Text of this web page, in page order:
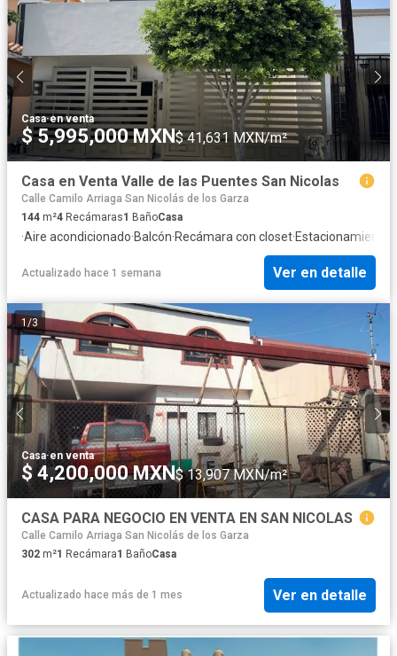
Casa·en venta
$ 5,995,000 MXN$ 41,631 MXN/m²
Casa en Venta Valle de las Puentes San Nicolas
Calle Camilo Arriaga San Nicolás de los Garza
144 m²4 Recámaras1 BañoCasa
·Aire acondicionado·Balcón·Recámara con closet·Estacionamiento
Actualizado hace 1 semana Ver en detalle
1 /3
Casa·en venta
$ 4,200,000 MXN$ 13,907 MXN/m²
CASA PARA NEGOCIO EN VENTA EN SAN NICOLAS
Calle Camilo Arriaga San Nicolás de los Garza
302 m²1 Recámara1 BañoCasa
Actualizado hace más de 1 mes Ver en detalle